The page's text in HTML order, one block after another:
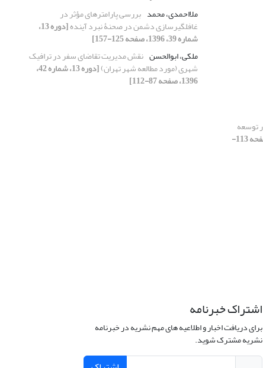
ملااحمدی، محمد بررسی پارامترهای مؤثر در
غافلگیرسازی دشمن در صحنۀ نبرد آینده [دوره 13،
شماره 39، 1396، صفحه 125-157]
ملکی، ابوالحسن نقش مدیریت تقاضای سفر در ترافیک
شهری (مورد مطالعه شهر تهران) [دوره 13، شماره 42،
1396، صفحه 87-112]
توسعه
[دوره 13، شماره 40، 1396، صفحه 113-
اشتراک خبرنامه
برای دریافت اخبار و اطلاعیه های مهم نشریه در خبرنامه
نشریه مشترک شوید.